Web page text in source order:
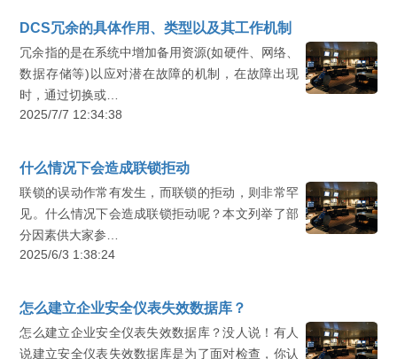
DCS冗余的具体作用、类型以及其工作机制
冗余指的是在系统中增加备用资源(如硬件、网络、
数据存储等)以应对潜在故障的机制，在故障出现
时，通过切换或…
2025/7/7 12:34:38
什么情况下会造成联锁拒动
联锁的误动作常有发生，而联锁的拒动，则非常罕
见。什么情况下会造成联锁拒动呢？本文列举了部
分因素供大家参…
2025/6/3 1:38:24
怎么建立企业安全仪表失效数据库？
怎么建立企业安全仪表失效数据库？没人说！有人
说建立安全仪表失效数据库是为了面对检查，你认